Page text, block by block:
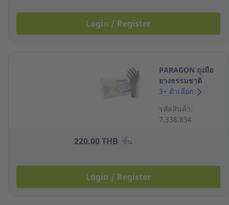
Login / Register
PARAGON ถุงมือ
ยางธรรมชาติ
ขนาดกลาง กล่อง
3+ ตัวเลือก
รหัสสินค้า:
7.338.834
220.00 THB ชิ้น
Login / Register